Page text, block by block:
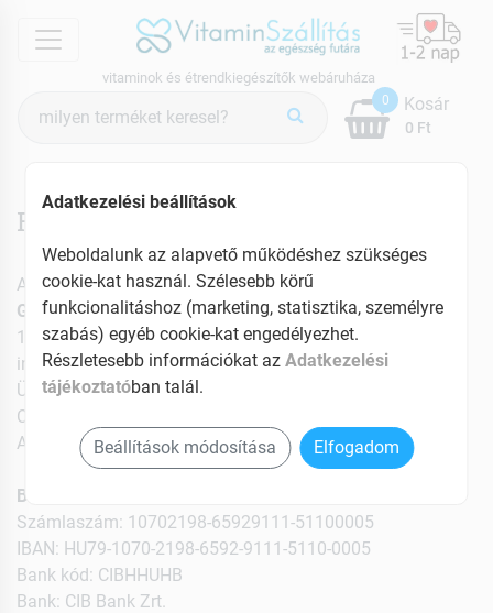
menu
vitaminok és étrendkiegészítők webáruháza
keresés
0
0 Ft
Kosár
Rólunk
A weboldal üzemeltetője:
GreenMark International Kft.
1106 Budapest, Jászberényi út 29/B.
info@vitaminszallitas.hu
Ügyfélszolgálat: +36-20-593-0902
Cégjegyzék szám: 01-09-947932
Adószám: 22990576-2-42
Bankszámla adatok:
Számlaszám: 10702198-65929111-51100005
IBAN: HU79-1070-2198-6592-9111-5110-0005
Bank kód: CIBHHUHB
Bank: CIB Bank Zrt.
Adatkezelési beállítások
Weboldalunk az alapvető működéshez szükséges
cookie-kat használ. Szélesebb körű
funkcionalitáshoz (marketing, statisztika, személyre
szabás) egyéb cookie-kat engedélyezhet.
Részletesebb információkat azAdatkezelési
tájékoztatóban talál.
Beállítások módosítása Elfogadom